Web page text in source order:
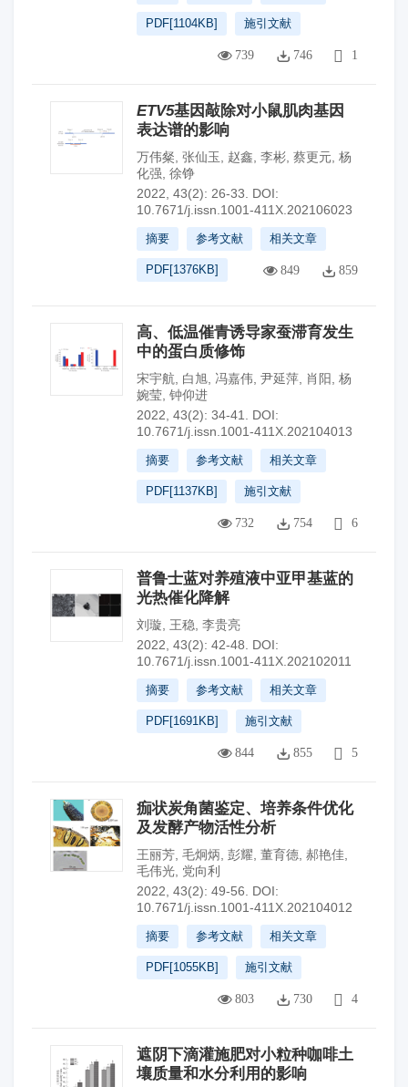
PDF[1104KB] 施引文献
739 746 1
ETV5基因敲除对小鼠肌肉基因
表达谱的影响
万伟粲 张仙玉 赵鑫 李彬 蔡更元 杨
化强 徐铮
2022, 43(2): 26-33.
DOI:
10.7671/j.issn.1001-411X.202106023
摘要 参考文献 相关文章
PDF[1376KB] 849 859
高、低温催青诱导家蚕滞育发生
中的蛋白质修饰
宋宇航 白旭 冯嘉伟 尹延萍 肖阳 杨
婉莹 钟仰进
2022, 43(2): 34-41.
DOI:
10.7671/j.issn.1001-411X.202104013
摘要 参考文献 相关文章
PDF[1137KB] 施引文献
732 754 6
普鲁士蓝对养殖液中亚甲基蓝的
光热催化降解
刘璇 王稳 李贵亮
2022, 43(2): 42-48.
DOI:
10.7671/j.issn.1001-411X.202102011
摘要 参考文献 相关文章
PDF[1691KB] 施引文献
844 855 5
痂状炭角菌鉴定、培养条件优化
及发酵产物活性分析
王丽芳 毛炯炳 彭耀 董育德 郝艳佳
毛伟光 党向利
2022, 43(2): 49-56.
DOI:
10.7671/j.issn.1001-411X.202104012
摘要 参考文献 相关文章
PDF[1055KB] 施引文献
803 730 4
遮阴下滴灌施肥对小粒种咖啡土
壤质量和水分利用的影响